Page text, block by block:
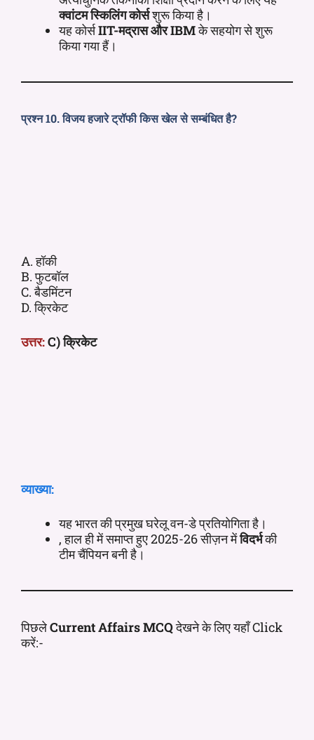
क्वांटम स्किलिंग कोर्सशुरू किया है।
यह कोर्सIIT-मद्रास और IBMके सहयोग से शुरू
किया गया हैं।
प्रश्न 10. विजय हजारे ट्रॉफी किस खेल से सम्बंधित है?
A. हॉकी
B. फुटबॉल
C. बैडमिंटन
D. क्रिकेट
उत्तर:C) क्रिकेट
व्याख्या:
यह भारत की प्रमुख घरेलू वन-डे प्रतियोगिता है।
, हाल ही में समाप्त हुए 2025-26 सीज़न मेंविदर्भकी
टीम चैंपियन बनी है।
पिछलेCurrent Affairs MCQदेखने के लिए यहाँ Click
करें:-